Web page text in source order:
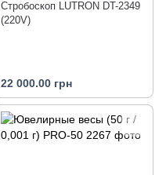
Стробоскоп LUTRON DT-2349
(220V)
22 000.00 грн